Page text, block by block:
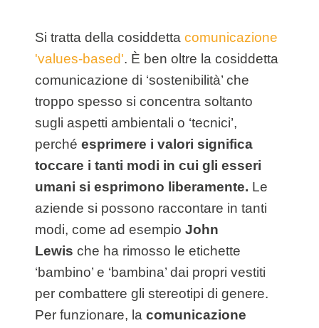
Si tratta della cosiddetta comunicazione
'values-based'. È ben oltre la cosiddetta
comunicazione di ‘sostenibilità’ che
troppo spesso si concentra soltanto
sugli aspetti ambientali o ‘tecnici’,
perché esprimere i valori significa
toccare i tanti modi in cui gli esseri
umani si esprimono liberamente. Le
aziende si possono raccontare in tanti
modi, come ad esempio John
Lewis che ha rimosso le etichette
‘bambino’ e ‘bambina’ dai propri vestiti
per combattere gli stereotipi di genere.
Per funzionare, la comunicazione